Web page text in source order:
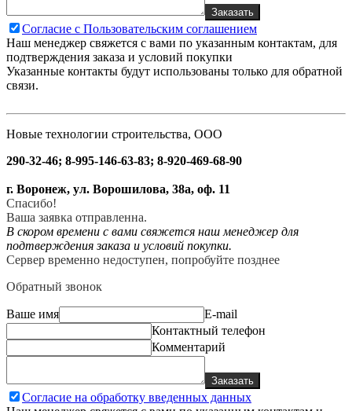
Заказать
Согласие с Пользовательским соглашением
Наш менеджер свяжется с вами по указанным контактам, для
подтверждения заказа и условий покупки
Указанные контакты будут использованы только для обратной
связи.
Новые технологии строительства, ООО
290-32-46; 8-995-146-63-83; 8-920-469-68-90
г. Воронеж, ул. Ворошилова, 38а, оф. 11
Спасибо!
Ваша заявка отправленна.
В скором времени с вами свяжется наш менеджер для
подтверждения заказа и условий покупки.
Сервер временно недоступен, попробуйте позднее
Обратный звонок
Ваше имя
E-mail
Контактный телефон
Комментарий
Заказать
Согласие на обработку введенных данных